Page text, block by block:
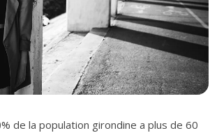
de la population girondine a plus de 60